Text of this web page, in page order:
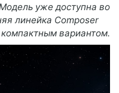
уже доступна во
линейка Composer
вариантом.